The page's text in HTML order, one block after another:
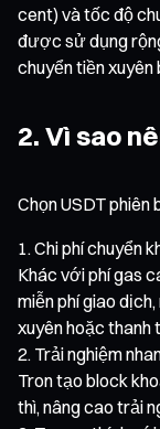
cent) và tốc độ
được sử dụng
chuyển tiền xuyên
2. Vì sao
Chọn USDT phiên
Chi phí chuyển
Khác với phí gas
miễn phí giao
xuyên hoặc thanh
Trải nghiệm
Tron tạo block
thì, nâng cao trải